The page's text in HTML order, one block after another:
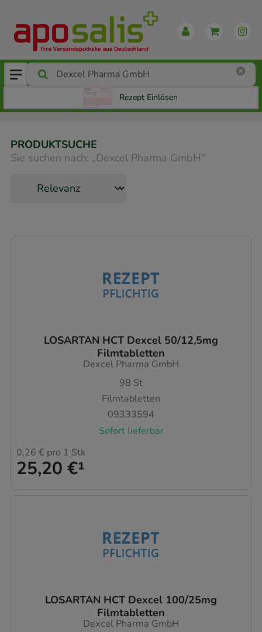
Rezept Einlösen
PRODUKTSUCHE
Sie suchen nach: „Dexcel Pharma GmbH“
LOSARTAN HCT Dexcel 50/12,5mg
Filmtabletten
Dexcel Pharma GmbH
98 St
Filmtabletten
09333594
Sofort lieferbar
25,20 €¹
0,26 € pro 1 Stk
LOSARTAN HCT Dexcel 100/25mg
Filmtabletten
Dexcel Pharma GmbH